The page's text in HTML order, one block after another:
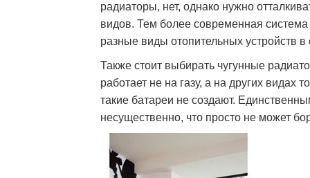
радиаторы, нет, однако нужно
видов. Тем более современная
разные виды отопительных устройств в
Также стоит выбирать чугунные
работает не на газу, а на других видах
такие батареи не создают.
несущественно, что просто не может